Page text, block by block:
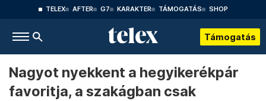
TELEX AFTER G7 KARAKTER TÁMOGATÁS SHOP
Támogatás
Nagyot nyekkent a hegyikerékpár
favoritja, a szakágban csak